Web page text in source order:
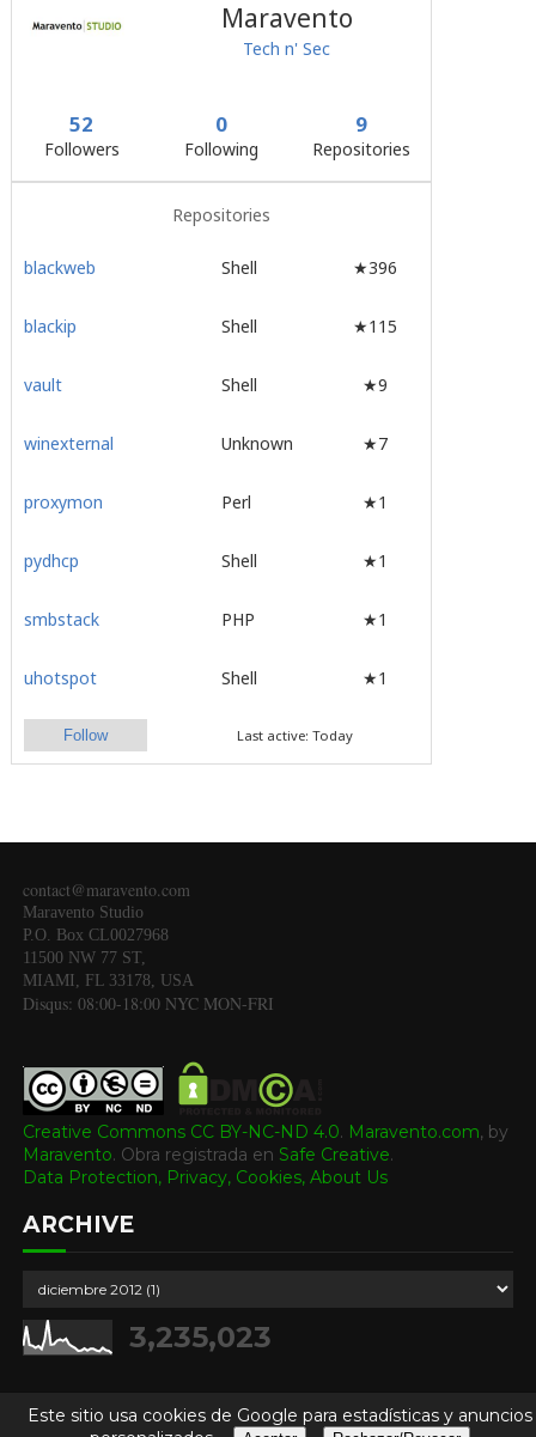
Maravento
Tech n' Sec
52
Followers
0
Following
9
Repositories
Repositories
blackweb Shell ★396
blackip Shell ★115
vault Shell ★9
winexternal Unknown ★7
proxymon Perl ★1
pydhcp Shell ★1
smbstack PHP ★1
uhotspot Shell ★1
Follow Last active: Today
contact@maravento.com
Maravento Studio
P.O. Box CL0027968
11500 NW 77 ST,
MIAMI, FL 33178, USA
Disqus: 08:00-18:00 NYC MON-FRI
Creative Commons CC BY-NC-ND 4.0. Maravento.com, by
Maravento. Obra registrada en Safe Creative.
Data Protection, Privacy, Cookies, About Us
ARCHIVE
3,235,023
COPYRIGHT ©2026MARAVENTO
Este sitio usa cookies de Google para estadísticas y anuncios